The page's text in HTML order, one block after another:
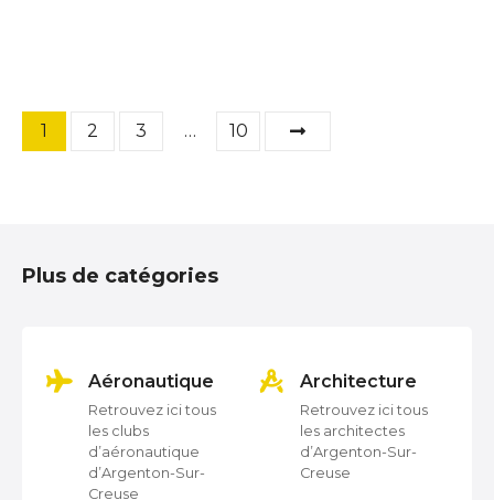
N
i
1 2 3 … 10
Plus de catégories
Architecture
Retrouvez ici tous
les architectes
d’Argenton-Sur-
Creuse
Artisan
Retrouvez ici tous
les artisans
d’Argenton-Sur-
Creuse